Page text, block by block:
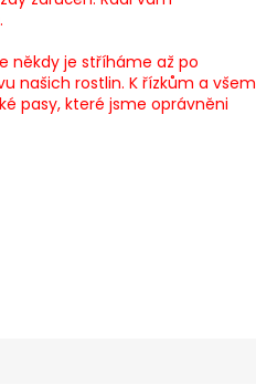
někdy je stříháme až po
našich rostlin. K řízkům a všem
pasy, které jsme oprávněni